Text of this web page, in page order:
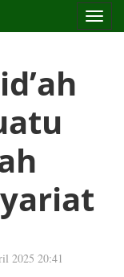
Toggle
2025 20:41